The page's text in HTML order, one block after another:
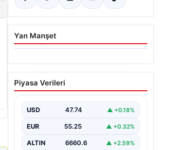
Yan Manşet
06.08.2026
Dumanlar ilçeyi kapladı:
Bursa’da tamirhanede
Piyasa Verileri
USD 47.74 ▲ +0.18%
EUR 55.25 ▲ +0.32%
ALTIN 6660.6 ▲ +2.59%